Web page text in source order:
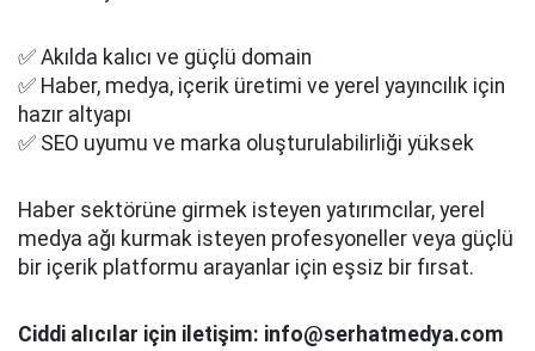
✅ Akılda kalıcı ve güçlü domain
✅ Haber, medya, içerik üretimi ve yerel yayıncılık için
hazır altyapı
✅ SEO uyumu ve marka oluşturulabilirliği yüksek
Haber sektörüne girmek isteyen yatırımcılar, yerel
medya ağı kurmak isteyen profesyoneller veya güçlü
bir içerik platformu arayanlar için eşsiz bir fırsat.
Ciddi alıcılar için iletişim: info@serhatmedya.com